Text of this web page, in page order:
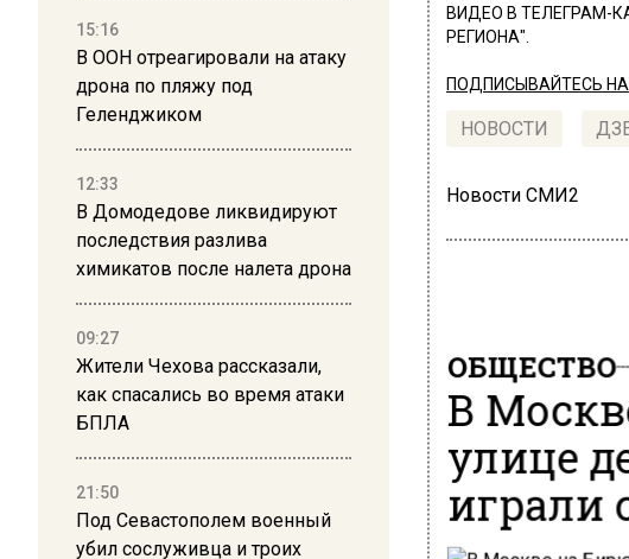
15:16
В ООН отреагировали на атаку
дрона по пляжу под
Геленджиком
12:33
В Домодедове ликвидируют
последствия разлива
химикатов после налета дрона
09:27
Жители Чехова рассказали,
как спасались во время атаки
БПЛА
21:50
Под Севастополем военный
убил сослуживца и троих
ВИДЕО В ТЕЛЕГРАМ-
РЕГИОНА".
ПОДПИСЫВАЙТЕСЬ
НОВОСТИ
Новости СМИ2
ОБЩЕСТВО
В
улице
играли